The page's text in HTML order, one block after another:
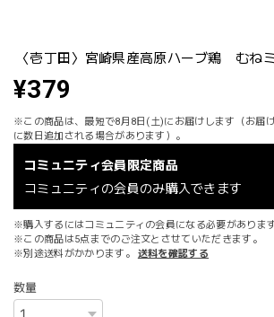
〈壱丁田〉宮崎県産高原ハーブ鶏 むね
¥379
※この商品は、最短で8月8日(土)にお届けします（お届
に数日追加される場合があります）。
コミュニティ会員限定商品
コミュニティの会員のみ購入できます
※購入するにはコミュニティの会員になる必要があります
※この商品は5点までのご注文とさせていただきます。
※別途送料がかかります。
送料を確認する
数量